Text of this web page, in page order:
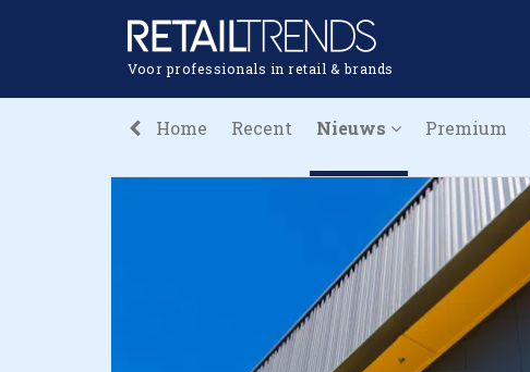
Voor professionals in retail & brands
Home Recent Nieuws Premium